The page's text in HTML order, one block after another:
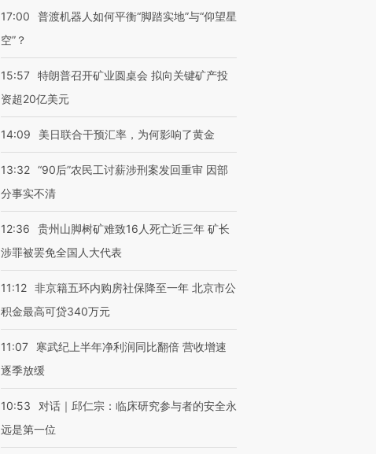
17:00
普渡机器人如何平衡“脚踏实地”与“仰望星
空”？
15:57 特朗普召开矿业圆桌会 拟向关键矿产投
资超20亿美元
14:09 美日联合干预汇率，为何影响了黄金
13:32 “90后”农民工讨薪涉刑案发回重审 因部
分事实不清
12:36
贵州山脚树矿难致16人死亡近三年 矿长
涉罪被罢免全国人大代表
11:12 非京籍五环内购房社保降至一年 北京市公
积金最高可贷340万元
11:07
寒武纪上半年净利润同比翻倍 营收增速
逐季放缓
10:53
对话｜邱仁宗：临床研究参与者的安全永
远是第一位